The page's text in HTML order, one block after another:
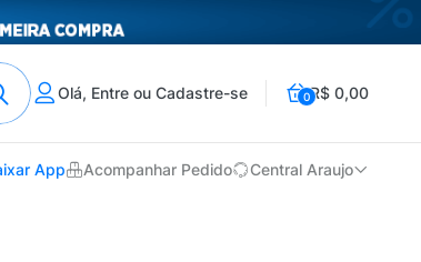
Olá, Entre ou Cadastre-se 0R$ 0,00
App Acompanhar Pedido Central Araujo